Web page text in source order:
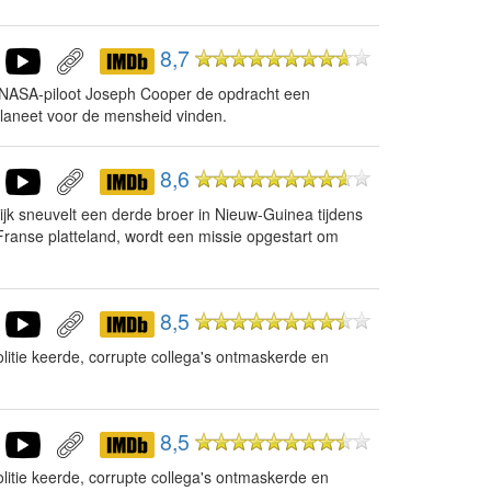
8,7
piloot Joseph Cooper de opdracht een
voor de mensheid vinden.
8,6
sneuvelt een derde broer in Nieuw-Guinea tijdens
platteland, wordt een missie opgestart om
8,5
keerde, corrupte collega's ontmaskerde en
8,5
keerde, corrupte collega's ontmaskerde en